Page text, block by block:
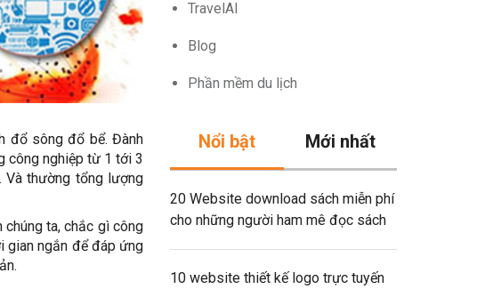
đổ sông đổ bể. Đành
công nghiệp từ 1 tới 3
thường tổng lượng
ta, chắc gì công
gian ngắn để đáp ứng
TravelAI
Blog
Phần mềm du lịch
Nổi bật Mới nhất
20 Website download sách miễn phí
cho những người ham mê đọc sách
10 website thiết kế logo trực tuyến